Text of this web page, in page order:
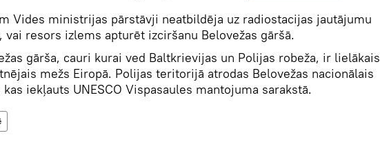
Vides ministrijas pārstāvji neatbildēja uz radiostacijas jautājumu
vai resors izlems apturēt izciršanu Belovežas gāršā.
gārša, cauri kurai ved Baltkrievijas un Polijas robeža, ir lielākais
mežs Eiropā. Polijas teritorijā atrodas Belovežas nacionālais
kas iekļauts UNESCO Vispasaules mantojuma sarakstā.